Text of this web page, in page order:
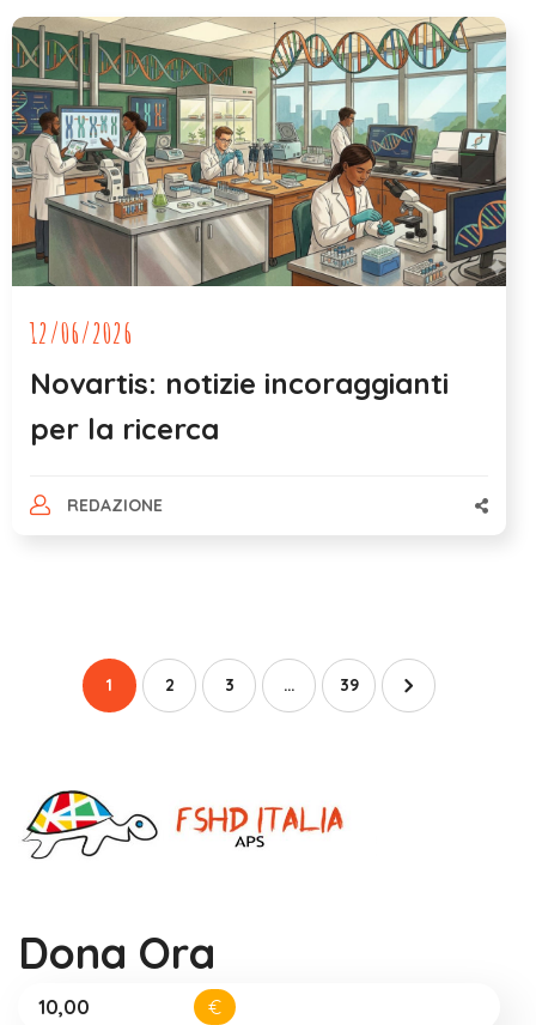
12/06/2026
Novartis: notizie incoraggianti
per la ricerca
REDAZIONE
1 2 3 … 39
Dona Ora
€